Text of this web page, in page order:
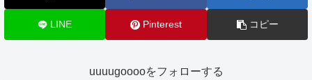
LINE Pinterest コピー
uuuugooooをフォローする